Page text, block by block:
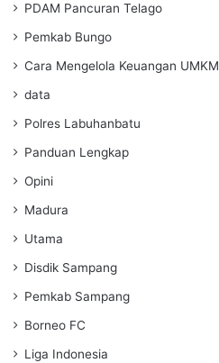
PDAM Pancuran Telago
Pemkab Bungo
Cara Mengelola Keuangan UMKM
data
Polres Labuhanbatu
Panduan Lengkap
Opini
Madura
Utama
Disdik Sampang
Pemkab Sampang
Borneo FC
Liga Indonesia